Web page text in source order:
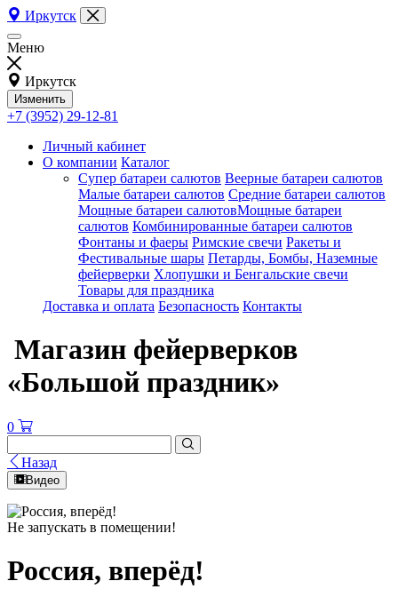
Иркутск
Меню
Иркутск
Изменить
+7 (3952) 29-12-81
Личный кабинет
О компании Каталог
Супер батареи салютов Веерные батареи салютов
Малые батареи салютов Средние батареи салютов
Мощные батареи салютовМощные батареи
салютов Комбинированные батареи салютов
Фонтаны и фаеры Римские свечи Ракеты и
Фестивальные шары Петарды, Бомбы, Наземные
фейерверки Хлопушки и Бенгальские свечи
Товары для праздника
Доставка и оплата Безопасность Контакты
Магазин фейерверков
«Большой праздник»
0
Назад
Видео
Не запускать в помещении!
Россия, вперёд!